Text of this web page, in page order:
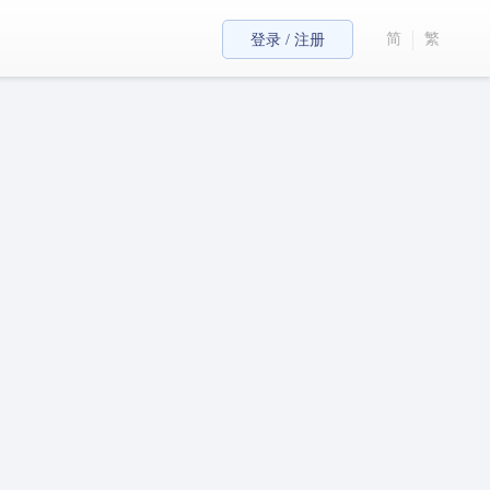
登录 / 注册 简 繁